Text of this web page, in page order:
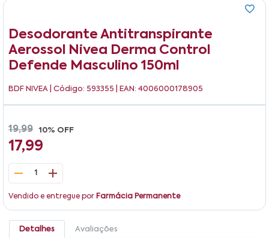
Desodorante Antitranspirante
Aerossol Nivea Derma Control
Defende Masculino 150ml
BDF NIVEA | Código: 593355 | EAN: 4006000178905
19,99 10% OFF
17,99
1
Vendido e entregue por Farmácia Permanente
Detalhes Avaliações